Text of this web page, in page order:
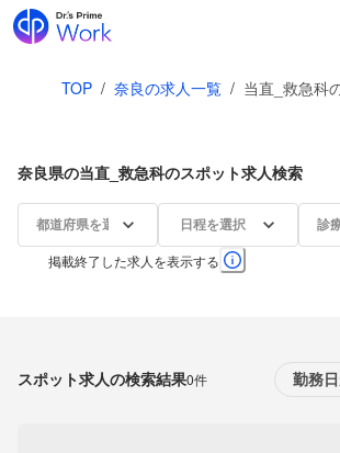
TOP / 奈良の求人一覧 / 当直_救急科
奈良県の当直_救急科のスポット求人検索
都道府県を選択 日程を選択 診
掲載終了した求人を表示する
スポット求人の検索結果0件 勤務